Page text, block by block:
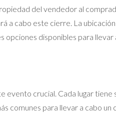
del vendedor al
a cabo este cierre. La
opciones disponibles para
crucial. Cada lugar tiene
comunes para llevar a cabo un